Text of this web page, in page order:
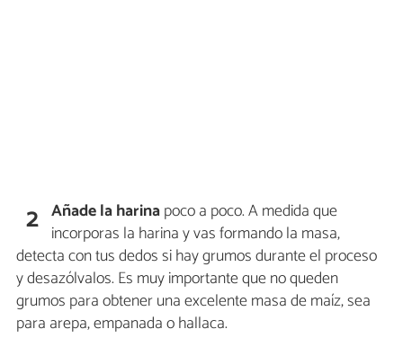
2 Añade la harinapoco a poco. A medida que
incorporas la harina y vas formando la masa,
detecta con tus dedos si hay grumos durante el proceso
y desazólvalos. Es muy importante que no queden
grumos para obtener una excelente masa de maíz, sea
para arepa, empanada o hallaca.